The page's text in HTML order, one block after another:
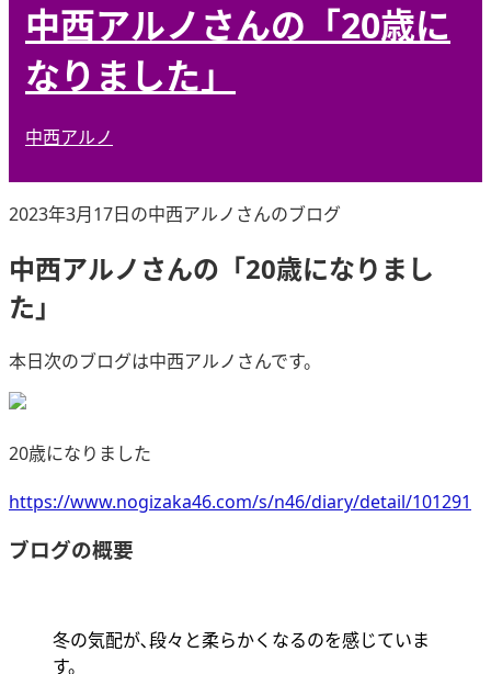
中西アルノさんの「20歳に
なりました」
中西アルノ
2023年3月17日の中西アルノさんのブログ
中西アルノさんの「20歳になりまし
た」
本日次のブログは中西アルノさんです。
20歳になりました
https://www.nogizaka46.com/s/n46/diary/detail/101291
ブログの概要
冬の気配が､段々と柔らかくなるのを感じていま
す。